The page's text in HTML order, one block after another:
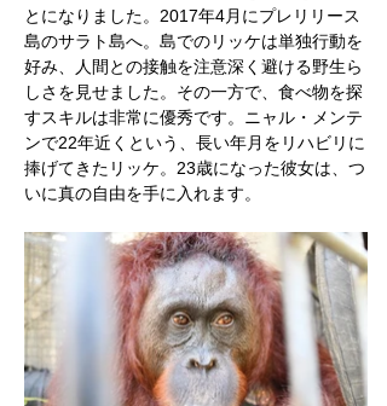
とになりました。2017年4月にプレリリース
島のサラト島へ。島でのリッケは単独行動を
好み、人間との接触を注意深く避ける野生ら
しさを見せました。その一方で、食べ物を探
すスキルは非常に優秀です。ニャル・メンテ
ンで22年近くという、長い年月をリハビリに
捧げてきたリッケ。23歳になった彼女は、つ
いに真の自由を手に入れます。